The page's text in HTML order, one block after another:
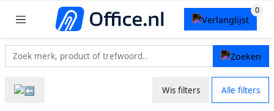
Wis filters Alle filters